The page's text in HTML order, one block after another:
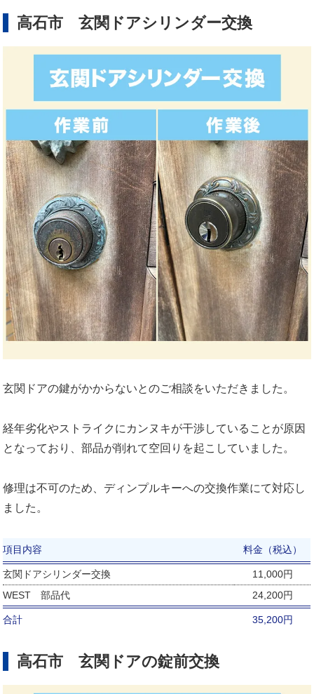
高石市 玄関ドアシリンダー交換
玄関ドアの鍵がかからないとのご相談をいただきました。
経年劣化やストライクにカンヌキが干渉していることが原因
となっており、部品が削れて空回りを起こしていました。
修理は不可のため、ディンプルキーへの交換作業にて対応し
ました。
項目内容 料金（税込）
玄関ドアシリンダー交換
11,000円
WEST 部品代
24,200円
合計 35,200円
高石市 玄関ドアの錠前交換